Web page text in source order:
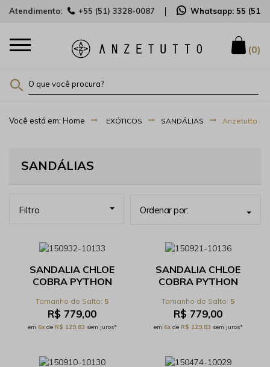
Atendimento: +55 (51) 3328-0087 Whatsapp: 55 (51)
0
EXÓTICOS SANDÁLIAS Anzetutto
Filtro
SANDÁLIAS
Ordenar por:
SANDALIA CHLOE
COBRA PYTHON
531.17.089C 5
R$ 779,00
em 6xde R$ 129,83 sem juros*
SANDALIA CHLOE
COBRA PYTHON
531.17.089C 5
R$ 779,00
em 6xde R$ 129,83 sem juros*